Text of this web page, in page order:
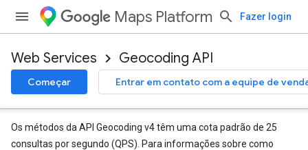
Maps Platform Fazer login
Web Services Geocoding API
Começar Entrar em contato com a equipe de
Os métodos da API Geocoding v4 têm uma cota padrão de 25
consultas por segundo (QPS). Para informações sobre como